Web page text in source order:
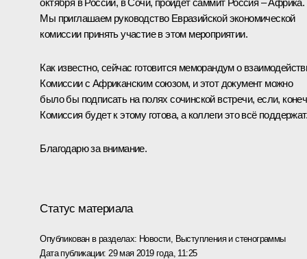
октября в России, в Сочи, пройдёт саммит Россия – Африка.
Мы приглашаем руководство Евразийской экономической
комиссии принять участие в этом мероприятии.
Как известно, сейчас готовится меморандум о
Комиссии с Африканским союзом, и этот документ можно
было бы подписать на полях сочинской встречи, если,
Комиссия будет к этому готова, а коллеги это всё поддержат.
Благодарю за внимание.
Статус материала
Опубликован в разделах: Новости, Выступления и стенограммы
Дата публикации: 29 мая 2019 года, 11:25